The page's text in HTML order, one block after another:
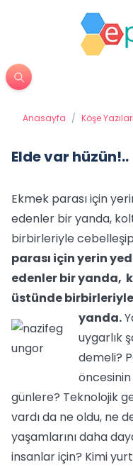
Anasayfa / Köşe Yazıları
Elde var hüzün!..
Ekmek parası için
edenler bir yanda,
birbirleriyle
parası için yerin
edenler bir yanda,
üstünde
yanda.
uygarlık
demeli?
günlere? Teknolojik
vardı da ne oldu, ne
yaşamlarını daha
insanlar için? Kimi